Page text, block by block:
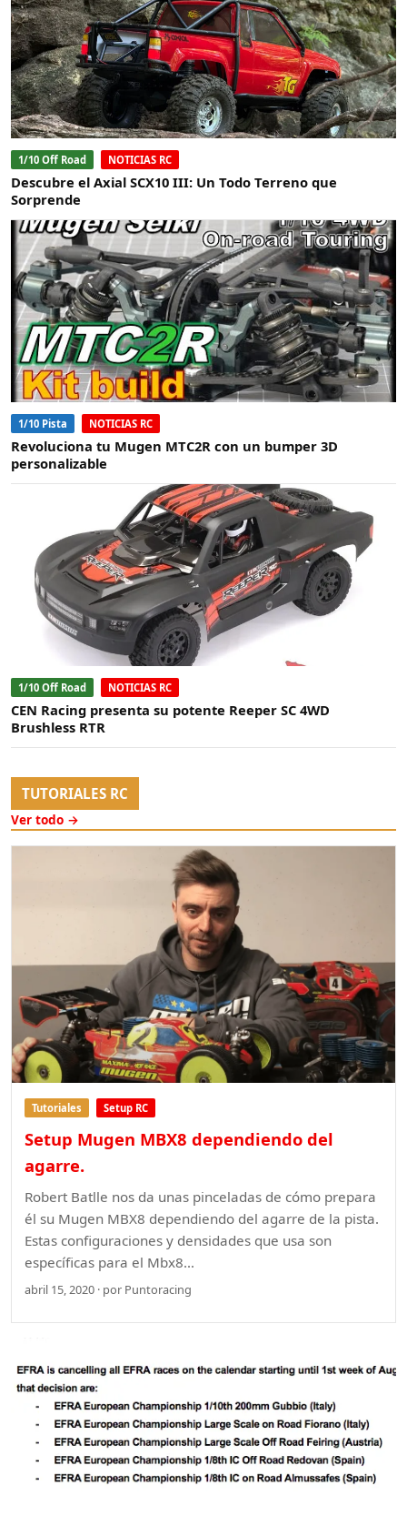
1/10 Off Road NOTICIAS RC
Descubre el Axial SCX10 III: Un Todo Terreno que
Sorprende
1/10 Pista NOTICIAS RC
Revoluciona tu Mugen MTC2R con un bumper 3D
personalizable
1/10 Off Road NOTICIAS RC
CEN Racing presenta su potente Reeper SC 4WD
Brushless RTR
TUTORIALES RC
Ver todo →
Tutoriales Setup RC
Setup Mugen MBX8 dependiendo del
agarre.
Robert Batlle nos da unas pinceladas de cómo prepara
él su Mugen MBX8 dependiendo del agarre de la pista.
Estas configuraciones y densidades que usa son
específicas para el Mbx8…
abril 15, 2020 · por Puntoracing